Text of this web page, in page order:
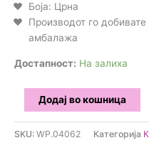
Боја: Црна
Производот го
амбалажа
Достапност: На залиха
Луксузен
камшик
Додај во кошница
SKU: WP.04062 Категорија